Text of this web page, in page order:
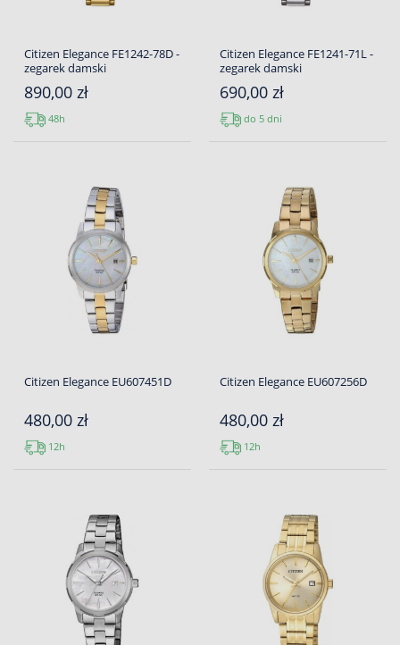
Citizen Elegance FE1242-78D -
zegarek damski
890,00 zł
48h
Citizen Elegance FE1241-71L -
zegarek damski
690,00 zł
do 5 dni
Citizen Elegance EU607451D
480,00 zł
12h
Citizen Elegance EU607256D
480,00 zł
12h